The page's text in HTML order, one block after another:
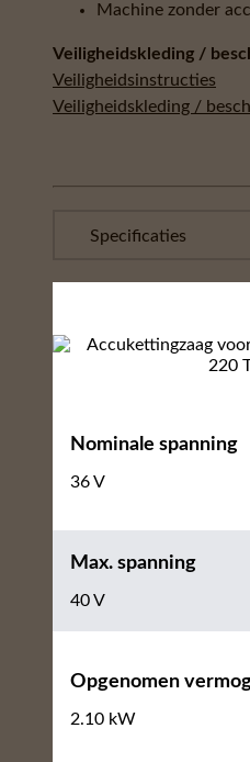
Machine zonder
Veiligheidskleding /
Veiligheidsinstructies
Veiligheidskleding /
Nominale spanning
36 V
Max. spanning
40 V
Opgenomen
2.10 kW